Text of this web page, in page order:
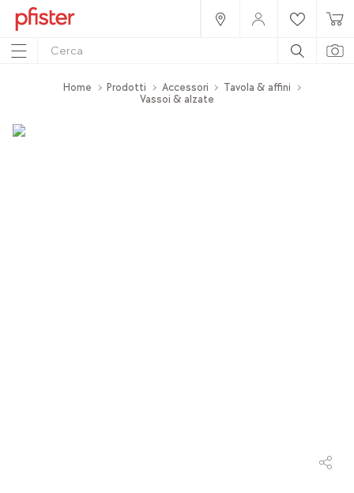
Home Prodotti Accessori
Tavola & affini
Vassoi & alzate